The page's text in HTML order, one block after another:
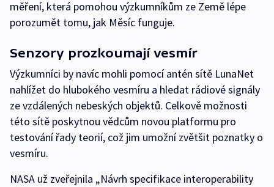
měření, která pomohou výzkumníkům ze Země lépe
porozumět tomu, jak Měsíc funguje.
Senzory prozkoumají vesmír
Výzkumníci by navíc mohli pomocí antén sítě LunaNet
nahlížet do hlubokého vesmíru a hledat rádiové signály
ze vzdálených nebeských objektů. Celkově možnosti
této sítě poskytnou vědcům novou platformu pro
testování řady teorií, což jim umožní zvětšit poznatky o
vesmíru.
NASA už zveřejnila „Návrh specifikace interoperability